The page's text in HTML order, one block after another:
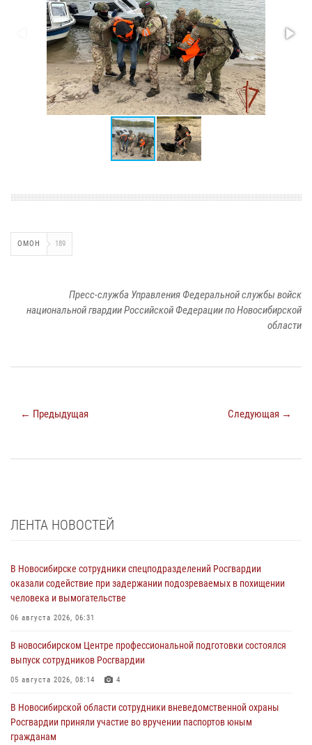
ОМОН 189
Пресс-служба Управления Федеральной службы войск
национальной гвардии Российской Федерации по Новосибирской
области
← Предыдущая Следующая →
ЛЕНТА НОВОСТЕЙ
В Новосибирске сотрудники спецподразделений Росгвардии
оказали содействие при задержании подозреваемых в похищении
человека и вымогательстве
06 августа 2026, 06:31
В новосибирском Центре профессиональной подготовки состоялся
выпуск сотрудников Росгвардии
05 августа 2026, 08:14 4
В Новосибирской области сотрудники вневедомственной охраны
Росгвардии приняли участие во вручении паспортов юным
гражданам